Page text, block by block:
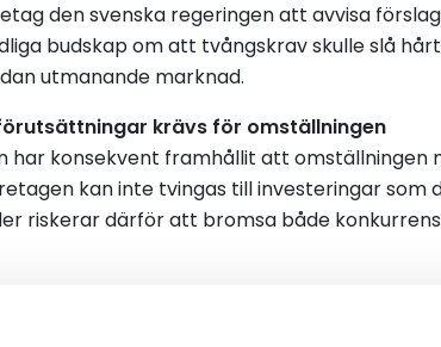
den svenska regeringen att avvisa
budskap om att tvångskrav skulle slå
utmanande marknad.
krävs för omställningen
har konsekvent framhållit att omställningen
kan inte tvingas till investeringar som
riskerar därför att bromsa både
ekonomiska villkor samt